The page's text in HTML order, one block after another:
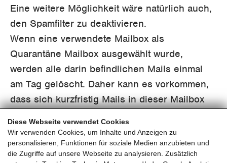
Diese Webseite verwendet Cookies
Wir verwenden Cookies, um Inhalte und Anzeigen zu
personalisieren, Funktionen für soziale Medien anzubieten und
die Zugriffe auf unsere Webseite zu analysieren. Zusätzlich
Eine weitere Möglichkeit wäre natürlich auch,
den Spamfilter zu deaktivieren.
Wenn eine verwendete Mailbox als
Quarantäne Mailbox ausgewählt wurde,
werden alle darin befindlichen Mails einmal
am Tag gelöscht. Daher kann es vorkommen,
dass sich kurzfristig Mails in dieser Mailbox